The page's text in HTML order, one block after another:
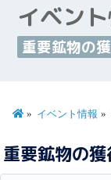
イベン
重要鉱物の
イベント情報
重要鉱物の